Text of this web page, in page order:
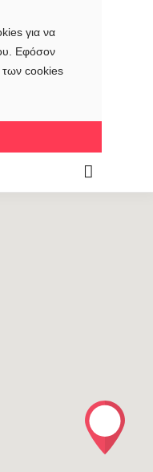
για να
Εφόσον
των cookies